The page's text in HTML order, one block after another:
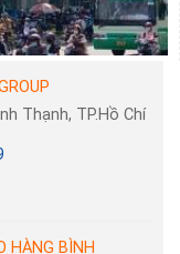
Thạnh, TP.Hồ Chí
HÀNG BÌNH